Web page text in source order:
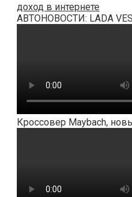
доход в интернете
АВТОНОВОСТИ: LADA
Кроссовер Maybach,